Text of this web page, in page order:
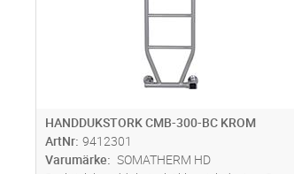
HANDDUKSTORK CMB-300-BC KROM
ArtNr 9412301
Varumärke
SOMATHERM HD